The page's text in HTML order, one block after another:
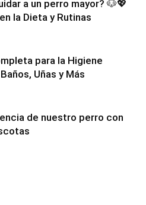
a un perro mayor? 🐶💖
la Dieta y Rutinas
para la Higiene
Uñas y Más
de nuestro perro con